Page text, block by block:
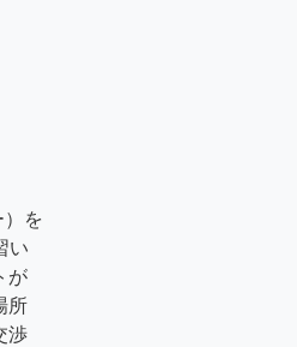
を
い
が
所
渉